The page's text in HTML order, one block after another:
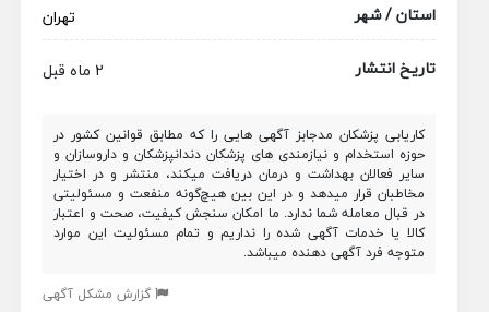
استان / شهر
تهران
تاریخ انتشار
2 ماه قبل
کاریابی پزشکان مدجابز آگهی هایی را که مطابق قوانین کشور در
حوزه استخدام و نیازمندی های پزشکان دندانپزشکان و داروسازان و
سایر فعالان بهداشت و درمان دریافت میکند، منتشر و در اختیار
مخاطبان قرار میدهد و در این بین هیچ‌گونه منفعت و مسئولیتی
در قبال معامله شما ندارد. ما امکان سنجش کیفیت، صحت و اعتبار
کالا یا خدمات آگهی شده را نداریم و تمام مسئولیت این موارد
متوجه فرد آگهی دهنده میباشد.
گزارش مشکل آگهی